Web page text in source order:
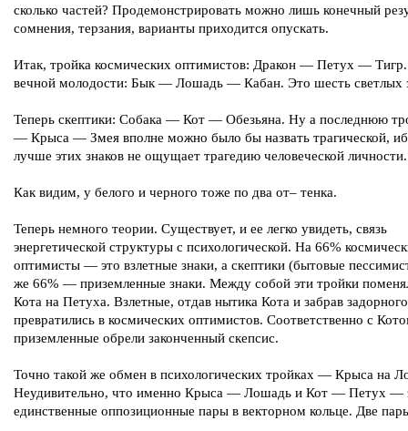
сколько частей? Продемонстрировать можно лишь конечный
сомнения, терзания, варианты приходится опускать.
Итак, тройка космических оптимистов: Дракон — Петух —
вечной молодости: Бык — Лошадь — Кабан. Это шесть светлых
Теперь скептики: Собака — Кот — Обезьяна. Ну а последнюю
— Крыса — Змея вполне можно было бы назвать трагической,
лучше этих знаков не ощущает трагедию человеческой личности.
Как видим, у белого и черного тоже по два от– тенка.
Теперь немного теории. Существует, и ее легко увидеть, связь
энергетической структуры с психологической. На 66%
оптимисты — это взлетные знаки, а скептики (бытовые
же 66% — приземленные знаки. Между собой эти тройки
Кота на Петуха. Взлетные, отдав нытика Кота и забрав
превратились в космических оптимистов. Соответственно с
приземленные обрели законченный скепсис.
Точно такой же обмен в психологических тройках — Крыса на
Неудивительно, что именно Крыса — Лошадь и Кот — Петух —
единственные оппозиционные пары в векторном кольце. Две